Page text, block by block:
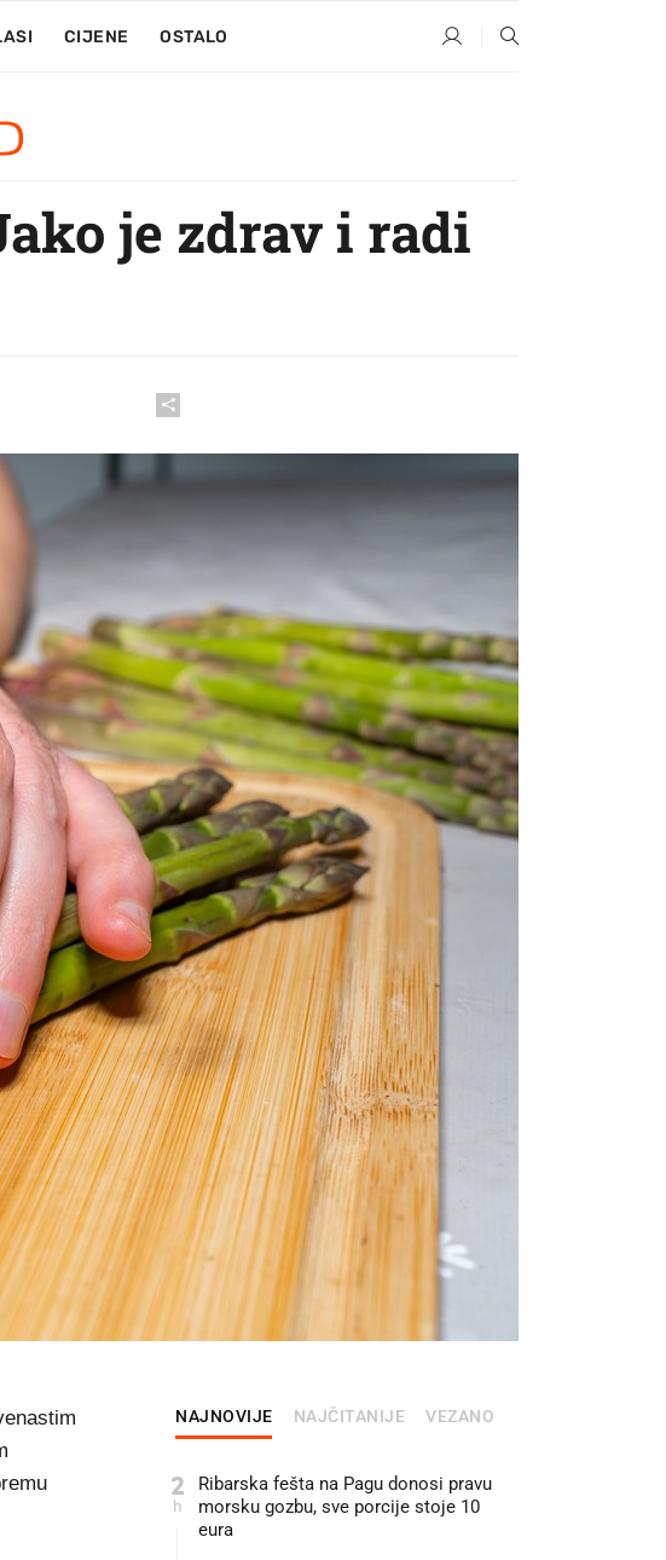
CIJENE OSTALO
je zdrav i radi
NAJNOVIJE NAJČITANIJE VEZANO
2
h
Ribarska fešta na Pagu donosi pravu
morsku gozbu, sve porcije stoje 10
eura